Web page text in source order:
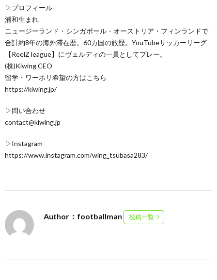
▷プロフィール
浦和生まれ
ニュージーランド・シンガポール・オーストリア・フィンランドで
合計約8年の海外滞在歴。60カ国の旅歴。YouTubeサッカーリーグ
【ReelZ league】にヴェルディの一員としてプレー。
(株)Kiwing CEO
留学・ワーホリ希望の方はこちら
https://kiwing.jp/
▷問い合わせ
contact@kiwing.jp
▷Instagram
https://www.instagram.com/wing_tsubasa283/
Author：footballman 投稿一覧